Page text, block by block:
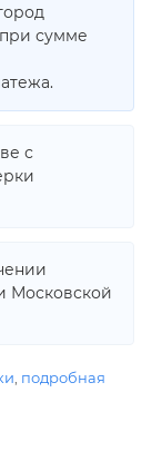
сумме
с
Московской
подробная